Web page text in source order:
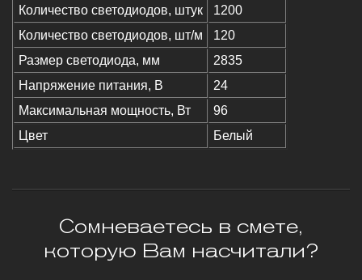
Количество светодиодов, штук
1200
Количество светодиодов, шт/м
120
Размер светодиода, мм
2835
Напряжение питания, В
24
Максимальная мощность, Вт
96
Цвет
Белый
Сомневаетесь в смете,
которую Вам насчитали?